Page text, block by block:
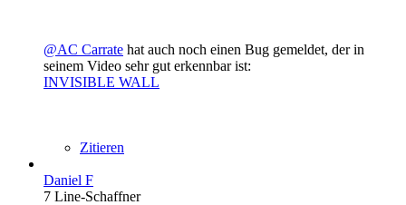
@AC Carrate hat auch noch einen Bug gemeldet, der in
seinem Video sehr gut erkennbar ist:
INVISIBLE WALL
Zitieren
Daniel F
7 Line-Schaffner